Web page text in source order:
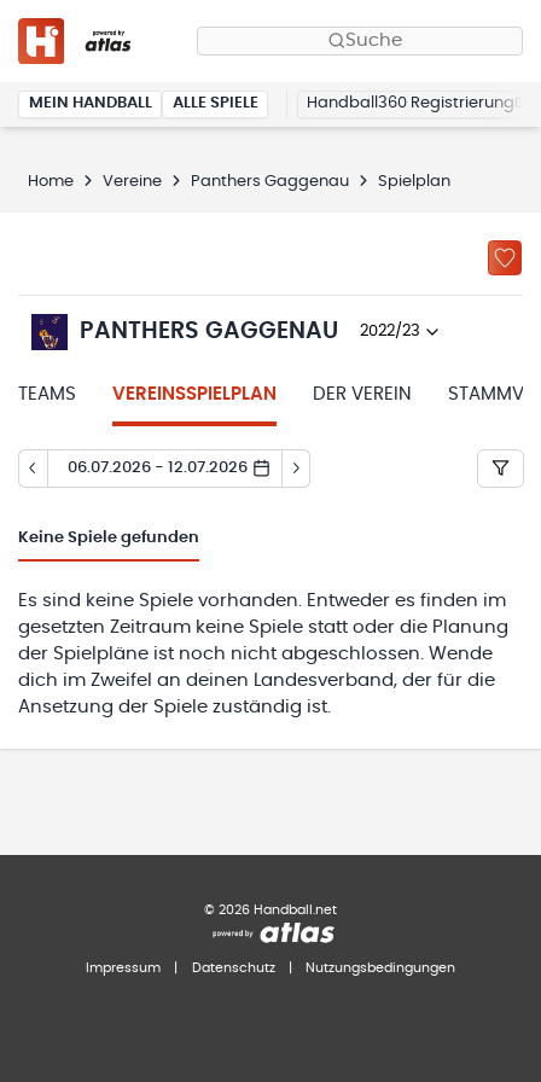
Suche
MEIN HANDBALL ALLE SPIELE Handball360 Registrierung
Home Vereine Panthers Gaggenau Spielplan
PANTHERS GAGGENAU 2022/23
TEAMS VEREINSSPIELPLAN DER VEREIN
06.07.2026 - 12.07.2026
Keine Spiele gefunden
Es sind keine Spiele vorhanden. Entweder es finden im
gesetzten Zeitraum keine Spiele statt oder die Planung
der Spielpläne ist noch nicht abgeschlossen. Wende
dich im Zweifel an deinen Landesverband, der für die
Ansetzung der Spiele zuständig ist.
© 2026 Handball.net
Impressum Datenschutz Nutzungsbedingungen